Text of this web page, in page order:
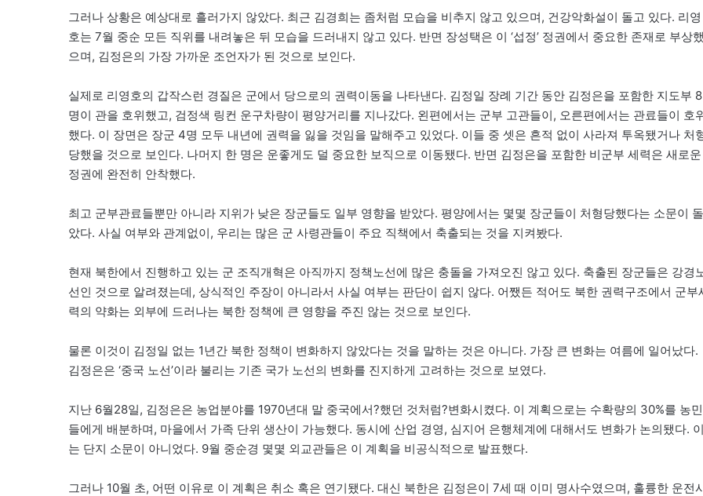
그러나 상황은 예상대로 흘러가지 않았다. 최근 김경희는 좀처럼 모습을 비추지 않고 있으며, 건강악화설이 돌고 있다. 리영
호는 7월 중순 모든 직위를 내려놓은 뒤 모습을 드러내지 않고 있다. 반면 장성택은 이 ‘섭정’ 정권에서 중요한 존재로 부상했
으며, 김정은의 가장 가까운 조언자가 된 것으로 보인다.
실제로 리영호의 갑작스런 경질은 군에서 당으로의 권력이동을 나타낸다. 김정일 장례 기간 동안 김정은을 포함한 지도부 8
명이 관을 호위했고, 검정색 링컨 운구차량이 평양거리를 지나갔다. 왼편에서는 군부 고관들이, 오른편에서는 관료들이 호
했다. 이 장면은 장군 4명 모두 내년에 권력을 잃을 것임을 말해주고 있었다. 이들 중 셋은 흔적 없이 사라져 투옥됐거나 처
당했을 것으로 보인다. 나머지 한 명은 운좋게도 덜 중요한 보직으로 이동됐다. 반면 김정은을 포함한 비군부 세력은 새로운
정권에 완전히 안착했다.
최고 군부관료들뿐만 아니라 지위가 낮은 장군들도 일부 영향을 받았다. 평양에서는 몇몇 장군들이 처형당했다는 소문이 돌
았다. 사실 여부와 관계없이, 우리는 많은 군 사령관들이 주요 직책에서 축출되는 것을 지켜봤다.
현재 북한에서 진행하고 있는 군 조직개혁은 아직까지 정책노선에 많은 충돌을 가져오진 않고 있다. 축출된 장군들은 강경
선인 것으로 알려졌는데, 상식적인 주장이 아니라서 사실 여부는 판단이 쉽지 않다. 어쨌든 적어도 북한 권력구조에서 군부
력의 약화는 외부에 드러나는 북한 정책에 큰 영향을 주진 않는 것으로 보인다.
물론 이것이 김정일 없는 1년간 북한 정책이 변화하지 않았다는 것을 말하는 것은 아니다. 가장 큰 변화는 여름에 일어났다.
김정은은 ‘중국 노선’이라 불리는 기존 국가 노선의 변화를 진지하게 고려하는 것으로 보였다.
지난 6월28일, 김정은은 농업분야를 1970년대 말 중국에서?했던 것처럼?변화시켰다. 이 계획으로는 수확량의 30%를 농민
들에게 배분하며, 마을에서 가족 단위 생산이 가능했다. 동시에 산업 경영, 심지어 은행체계에 대해서도 변화가 논의됐다. 이
는 단지 소문이 아니었다. 9월 중순경 몇몇 외교관들은 이 계획을 비공식적으로 발표했다.
그러나 10월 초, 어떤 이유로 이 계획은 취소 혹은 연기됐다. 대신 북한은 김정은이 7세 때 이미 명사수였으며, 훌륭한 운전